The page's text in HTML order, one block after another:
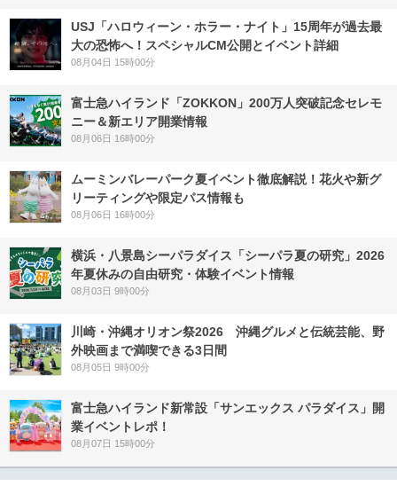
USJ「ハロウィーン・ホラー・ナイト」15周年が過去最
大の恐怖へ！スペシャルCM公開とイベント詳細
08月04日 15時00分
富士急ハイランド「ZOKKON」200万人突破記念セレモ
ニー＆新エリア開業情報
08月06日 16時00分
ムーミンバレーパーク夏イベント徹底解説！花火や新グ
リーティングや限定パス情報も
08月06日 16時00分
横浜・八景島シーパラダイス「シーパラ夏の研究」2026
年夏休みの自由研究・体験イベント情報
08月03日 9時00分
川崎・沖縄オリオン祭2026 沖縄グルメと伝統芸能、野
外映画まで満喫できる3日間
08月05日 9時00分
富士急ハイランド新常設「サンエックス パラダイス」開
業イベントレポ！
08月07日 15時00分